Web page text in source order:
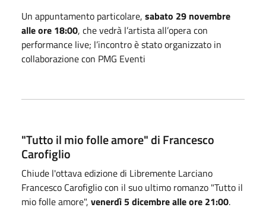
Un appuntamento particolare, sabato 29 novembre
alle ore 18:00, che vedrà l’artista all’opera con
performance live; l’incontro è stato organizzato in
collaborazione con PMG Eventi
"Tutto il mio folle amore" di Francesco
Carofiglio
Chiude l'ottava edizione di Libremente Larciano
Francesco Carofiglio con il suo ultimo romanzo "Tutto il
mio folle amore", venerdì 5 dicembre alle ore 21:00.